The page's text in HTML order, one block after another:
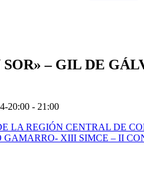
– GIL DE
20:00 - 21:00
LA REGIÓN CENTRAL DE
GAMARRO- XIII SIMCE – II